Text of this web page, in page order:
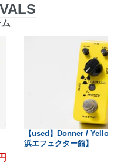
【used】Donner /
浜エフェクター館】